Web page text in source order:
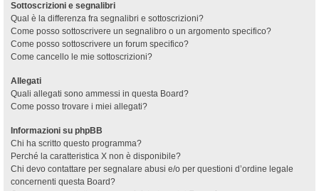
Sottoscrizioni e segnalibri
Qual è la differenza fra segnalibri e sottoscrizioni?
Come posso sottoscrivere un segnalibro o un argomento specifico?
Come posso sottoscrivere un forum specifico?
Come cancello le mie sottoscrizioni?
Allegati
Quali allegati sono ammessi in questa Board?
Come posso trovare i miei allegati?
Informazioni su phpBB
Chi ha scritto questo programma?
Perché la caratteristica X non è disponibile?
Chi devo contattare per segnalare abusi e/o per questioni d’ordine legale
concernenti questa Board?